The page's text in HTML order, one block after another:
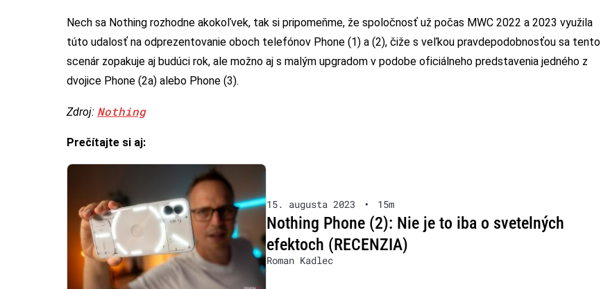
Nech sa Nothing rozhodne akokoľvek, tak si pripomeňme, že spoločnosť už počas MWC 2022 a 2023 využila
túto udalosť na odprezentovanie oboch telefónov Phone (1) a (2), čiže s veľkou pravdepodobnosťou sa tento
scenár zopakuje aj budúci rok, ale možno aj s malým upgradom v podobe oficiálneho predstavenia jedného z
dvojice Phone (2a) alebo Phone (3).
Zdroj: Nothing
Prečítajte si aj:
15. augusta 2023 • 15m
Nothing Phone (2): Nie je to iba o svetelných
efektoch (RECENZIA)
Roman Kadlec